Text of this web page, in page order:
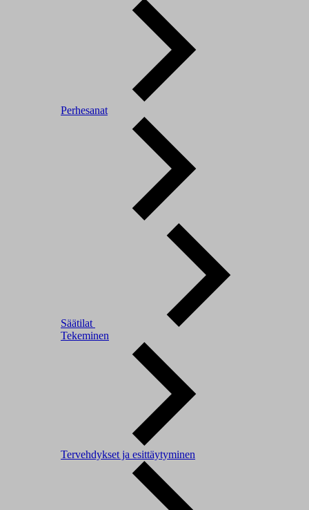
Perhesanat
Säätilat
Tekeminen
Tervehdykset ja esittäytyminen